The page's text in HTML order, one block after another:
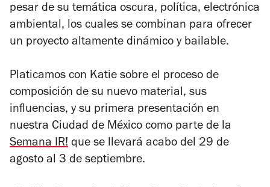
pesar de su temática oscura, política, electrónica
ambiental, los cuales se combinan para ofrecer
un proyecto altamente dinámico y bailable.
Platicamos con Katie sobre el proceso de
composición de su nuevo material, sus
influencias, y su primera presentación en
nuestra Ciudad de México como parte de la
Semana IR! que se llevará acabo del 29 de
agosto al 3 de septiembre.